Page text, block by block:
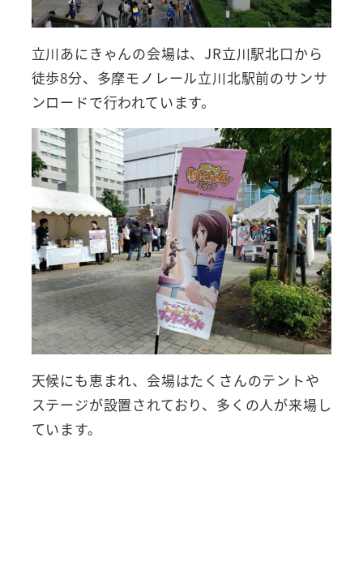
立川あにきゃんの会場は、JR立川駅北口から
徒歩8分、多摩モノレール立川北駅前のサンサ
ンロードで行われています。
天候にも恵まれ、会場はたくさんのテントや
ステージが設置されており、多くの人が来場し
ています。